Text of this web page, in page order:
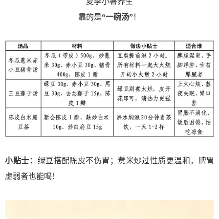
靠的是“一碗汤”！
‌小贴士‌： 绿豆搭配陈皮不伤胃；薏米炒过性质更温和，脾胃
虚弱者也能喝！